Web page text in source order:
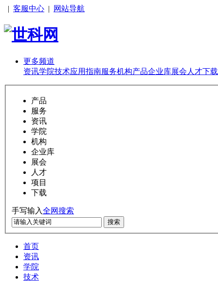
| 客服中心 | 网站导航
更多频道
资讯学院技术应用指南服务机构产品企业库展会 人才下载
产品
服务
资讯
学院
机构
企业库
展会
人才
项目
下载
手写输入全网搜索
搜索
首页
资讯
学院
技术